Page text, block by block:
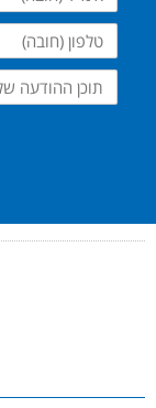
טלפון